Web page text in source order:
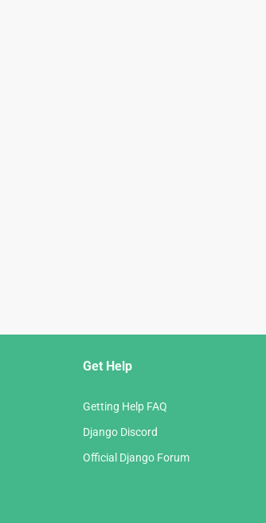
Get Help
Getting Help FAQ
Django Discord
Official Django Forum